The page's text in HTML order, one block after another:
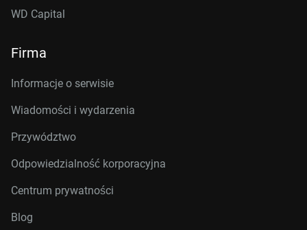
WD Capital
Firma
Informacje o serwisie
Wiadomości i wydarzenia
Przywództwo
Odpowiedzialność korporacyjna
Centrum prywatności
Blog